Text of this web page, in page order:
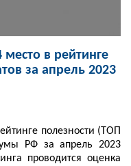
место в рейтинге
за апрель 2023
полезности (ТОП
РФ за апрель 2023
проводится оценка